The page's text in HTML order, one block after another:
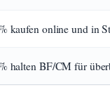
kaufen online und in
halten BF/CM für